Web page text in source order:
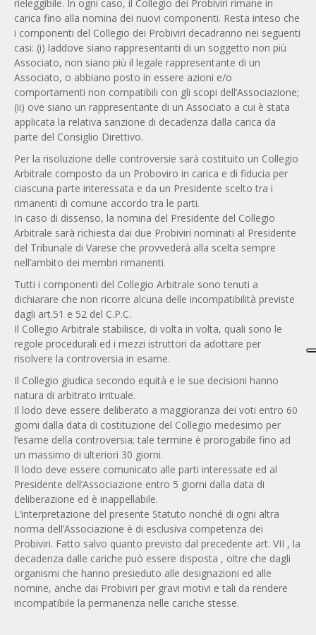
rieleggibile. In ogni caso, il Collegio dei Probiviri rimane in
carica fino alla nomina dei nuovi componenti. Resta inteso che
i componenti del Collegio dei Probiviri decadranno nei seguenti
casi: (i) laddove siano rappresentanti di un soggetto non più
Associato, non siano più il legale rappresentante di un
Associato, o abbiano posto in essere azioni e/o
comportamenti non compatibili con gli scopi dell’Associazione;
(ii) ove siano un rappresentante di un Associato a cui è stata
applicata la relativa sanzione di decadenza dalla carica da
parte del Consiglio Direttivo.
Per la risoluzione delle controversie sarà costituito un Collegio
Arbitrale composto da un Proboviro in carica e di fiducia per
ciascuna parte interessata e da un Presidente scelto tra i
rimanenti di comune accordo tra le parti.
In caso di dissenso, la nomina del Presidente del Collegio
Arbitrale sarà richiesta dai due Probiviri nominati al Presidente
del Tribunale di Varese che provvederà alla scelta sempre
nell’ambito dei membri rimanenti.
Tutti i componenti del Collegio Arbitrale sono tenuti a
dichiarare che non ricorre alcuna delle incompatibilità previste
dagli art.51 e 52 del C.P.C.
Il Collegio Arbitrale stabilisce, di volta in volta, quali sono le
regole procedurali ed i mezzi istruttori da adottare per
risolvere la controversia in esame.
Il Collegio giudica secondo equità e le sue decisioni hanno
natura di arbitrato irrituale.
Il lodo deve essere deliberato a maggioranza dei voti entro 60
giorni dalla data di costituzione del Collegio medesimo per
l’esame della controversia; tale termine è prorogabile fino ad
un massimo di ulteriori 30 giorni.
Il lodo deve essere comunicato alle parti interessate ed al
Presidente dell’Associazione entro 5 giorni dalla data di
deliberazione ed è inappellabile.
L’interpretazione del presente Statuto nonché di ogni altra
norma dell’Associazione è di esclusiva competenza dei
Probiviri. Fatto salvo quanto previsto dal precedente art. VII , la
decadenza dalle cariche può essere disposta , oltre che dagli
organismi che hanno presieduto alle designazioni ed alle
nomine, anche dai Probiviri per gravi motivi e tali da rendere
incompatibile la permanenza nelle cariche stesse.